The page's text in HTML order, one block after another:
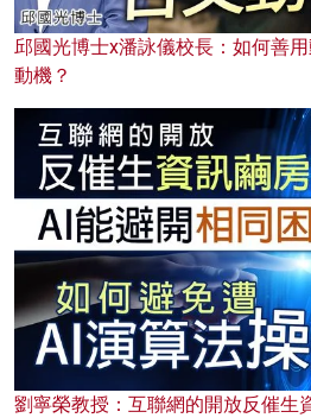
邱國光博士x潘詠儀校長：如何善
動機？
劉寧榮教授：互聯網的開放反催生